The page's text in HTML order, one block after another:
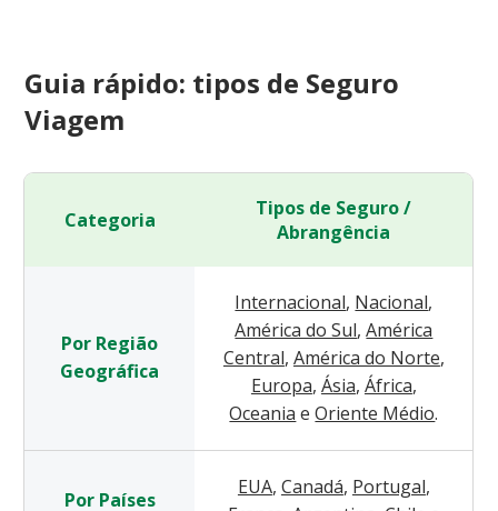
Guia rápido: tipos de Seguro
Viagem
Categoria
Tipos de Seguro /
Abrangência
Por Região
Geográfica
Internacional, Nacional,
América do Sul, América
Central, América do Norte,
Europa, Ásia, África,
Oceania e Oriente Médio.
Por Países
EUA, Canadá, Portugal,